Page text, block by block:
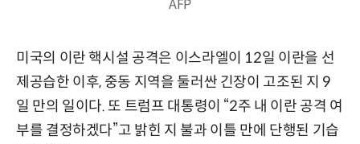
AFP
미국의 이란 핵시설 공격은 이스라엘이 12일 이란을 선
제공습한 이후, 중동 지역을 둘러싼 긴장이 고조된 지 9
일 만의 일이다. 또 트럼프 대통령이 “2주 내 이란 공격 여
부를 결정하겠다”고 밝힌 지 불과 이틀 만에 단행된 기습